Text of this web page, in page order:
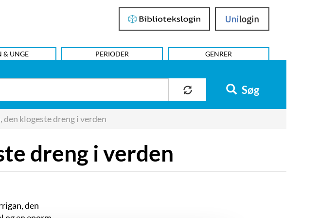
Bibliotekslogin UniLogin
& UNGE PERIODER GENRER
Søg
den klogeste dreng i verden
dreng i verden
den